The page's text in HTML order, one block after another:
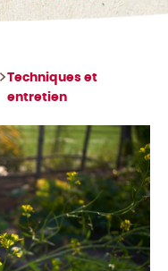
Techniques et
entretien